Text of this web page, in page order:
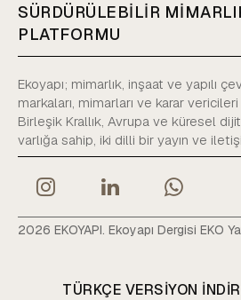
SÜRDÜRÜLEBİLİR
PLATFORMU
Ekoyapı; mimarlık, inşaat ve yapılı
markaları, mimarları ve karar
Birleşik Krallık, Avrupa ve küresel
varlığa sahip, iki dilli bir yayın ve
2026 EKOYAPI. Ekoyapı Dergisi EKO
TÜRKÇE VERSIYON INDIR